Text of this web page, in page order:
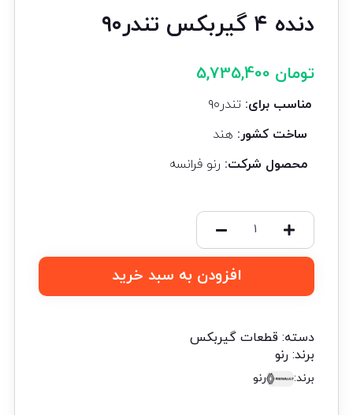
دنده ۴ گیربکس تندر۹۰
تومان
مناسب برای: تندر۹۰
ساخت کشور: هند
محصول شرکت: رنو فرانسه
افزودن به سبد خرید
دسته: قطعات گیربکس
برند: رنو
برند: رنو